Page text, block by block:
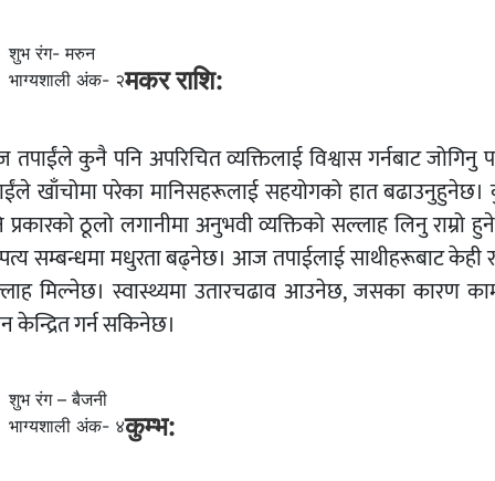
शुभ रंग- मरुन
भाग्यशाली अंक- २मकर राशि:
कुनै पनि अपरिचित व्यक्तिलाई विश्वास गर्नबाट जोगिनु
खाँचोमा परेका मानिसहरूलाई सहयोगको हात
प्रकारको ठूलो लगानीमा अनुभवी व्यक्तिको सल्लाह लिनु राम्रो
सम्बन्धमा मधुरता बढ्नेछ। आज तपाईलाई साथीहरूबाट केही
मिल्नेछ। स्वास्थ्यमा उतारचढाव आउनेछ, जसका कारण
केन्द्रित गर्न सकिनेछ।
शुभ रंग – बैजनी
भाग्यशाली अंक- ४कुम्भ: